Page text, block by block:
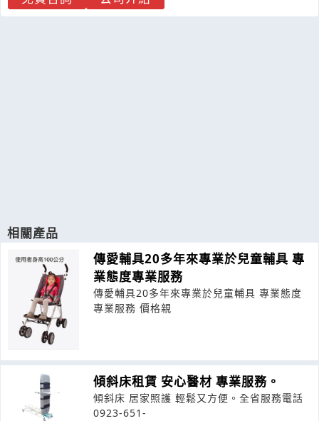
相關產品
傳愛輔具20多年來專業於兒童輔具 專
業態度專業服務
傳愛輔具20多年來專業於兒童輔具 專業態度
專業服務 價格親
傾斜床租賃 安心醫材 專業服務。
傾斜床 居家照護 輕鬆又方便。全省服務電話
0923-651-